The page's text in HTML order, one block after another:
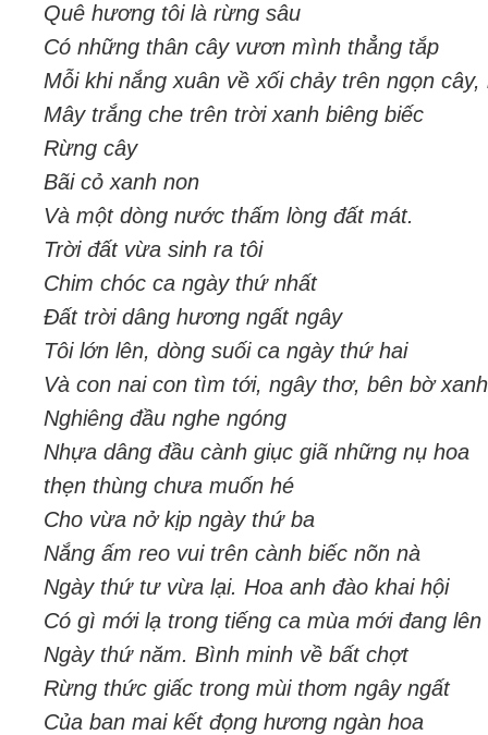
Quê hương tôi là rừng sâu
Có những thân cây vươn mình thẳng tắp
Mỗi khi nắng xuân về xối chảy trên ngọn
Mây trắng che trên trời xanh biêng biếc
Rừng cây
Bãi cỏ xanh non
Và một dòng nước thấm lòng đất mát.
Trời đất vừa sinh ra tôi
Chim chóc ca ngày thứ nhất
Đất trời dâng hương ngất ngây
Tôi lớn lên, dòng suối ca ngày thứ hai
Và con nai con tìm tới, ngây thơ, bên bờ
Nghiêng đầu nghe ngóng
Nhựa dâng đầu cành giục giã những nụ hoa
thẹn thùng chưa muốn hé
Cho vừa nở kịp ngày thứ ba
Nắng ấm reo vui trên cành biếc nõn nà
Ngày thứ tư vừa lại. Hoa anh đào khai hội
Có gì mới lạ trong tiếng ca mùa mới đang lên
Ngày thứ năm. Bình minh về bất chợt
Rừng thức giấc trong mùi thơm ngây ngất
Của ban mai kết đọng hương ngàn hoa